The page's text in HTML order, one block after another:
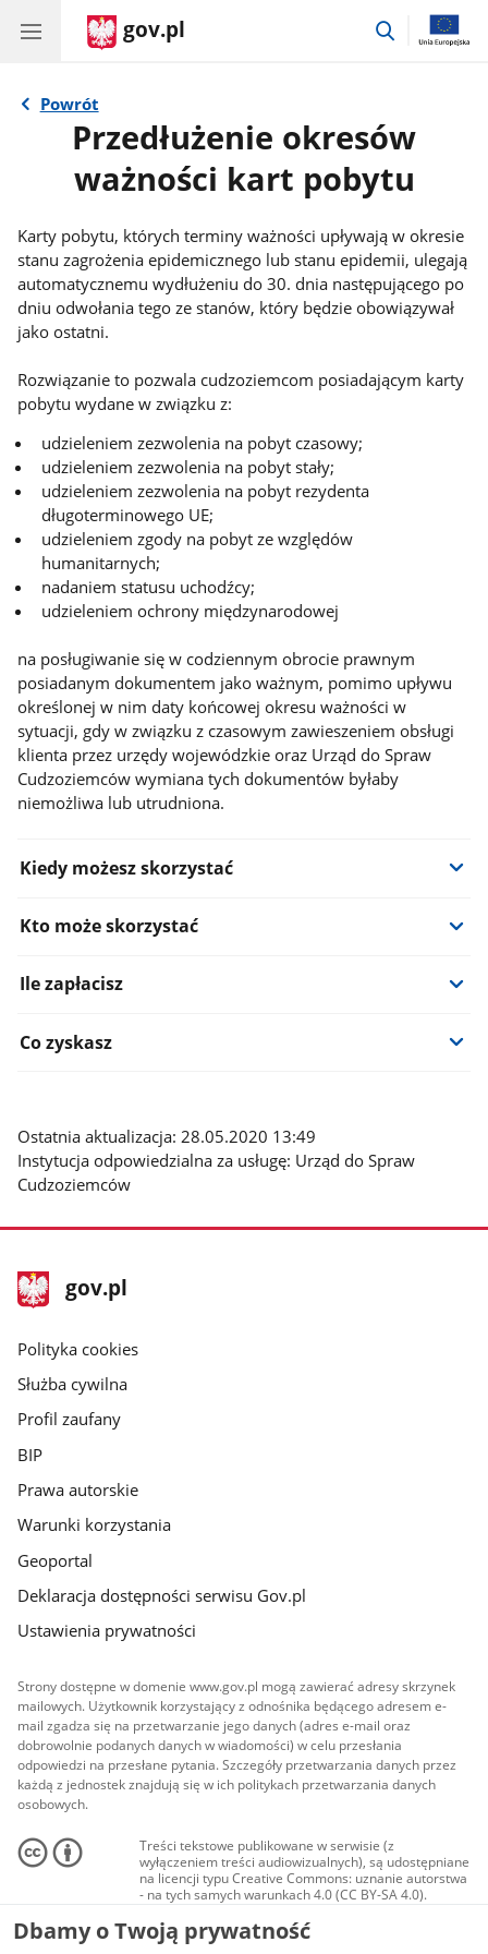
gov.pl
przejdź
Powrót
Przedłużenie okresów
ważności kart pobytu
Karty pobytu, których terminy ważności upływają w okresie
stanu zagrożenia epidemicznego lub stanu epidemii, ulegają
automatycznemu wydłużeniu do 30. dnia następującego po
dniu odwołania tego ze stanów, który będzie obowiązywał
jako ostatni.
Informacje:
Rozwiązanie to pozwala cudzoziemcom posiadającym karty
pobytu wydane w związku z:
udzieleniem zezwolenia na pobyt czasowy;
udzieleniem zezwolenia na pobyt stały;
udzieleniem zezwolenia na pobyt rezydenta
długoterminowego UE;
udzieleniem zgody na pobyt ze względów
humanitarnych;
nadaniem statusu uchodźcy;
udzieleniem ochrony międzynarodowej
na posługiwanie się w codziennym obrocie prawnym
posiadanym dokumentem jako ważnym, pomimo upływu
określonej w nim daty końcowej okresu ważności w
sytuacji, gdy w związku z czasowym zawieszeniem obsługi
klienta przez urzędy wojewódzkie oraz Urząd do Spraw
Cudzoziemców wymiana tych dokumentów byłaby
niemożliwa lub utrudniona.
Kiedy możesz skorzystać
Kto może skorzystać
Ile zapłacisz
Co zyskasz
Ostatnia aktualizacja: 28.05.2020 13:49
Instytucja odpowiedzialna za usługę: Urząd do Spraw
Cudzoziemców
stopka
gov.pl
Strona
gov.pl
gov.pl
Polityka cookies
Służba cywilna
Profil zaufany
BIP
Prawa autorskie
Warunki korzystania
Geoportal
Deklaracja dostępności serwisu Gov.pl
Ustawienia prywatności
Strony dostępne w domenie www.gov.pl mogą zawierać adresy skrzynek
mailowych. Użytkownik korzystający z odnośnika będącego adresem e-
mail zgadza się na przetwarzanie jego danych (adres e-mail oraz
dobrowolnie podanych danych w wiadomości) w celu przesłania
odpowiedzi na przesłane pytania. Szczegóły przetwarzania danych przez
każdą z jednostek znajdują się w ich politykach przetwarzania danych
osobowych.
Treści tekstowe publikowane w serwisie (z
wyłączeniem treści audiowizualnych), są udostępniane
na licencji typu Creative Commons: uznanie autorstwa
- na tych samych warunkach 4.0 (CC BY-SA 4.0).
Materiały audiowizualne, w tym zdjęcia, materiały
audio i wideo, są udostępniane na licencji typu
Creative Commons: uznanie autorstwa użycie
Dbamy o Twoją prywatność